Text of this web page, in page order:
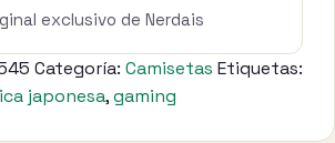
exclusivo de Nerdais
Categoría: Camisetas Etiquetas:
japonesa,gaming